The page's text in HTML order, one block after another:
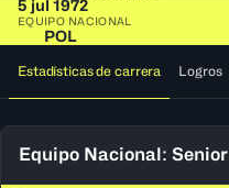
5 jul 1972
EQUIPO NACIONAL
POL
Estadísticas de carrera Logros
Equipo Nacional: Senior